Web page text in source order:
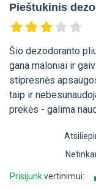
Pieštukinis
Šio dezodoranto
gana maloniai ir
stipresnės
taip ir
prekės - galima
Prisijunkvertinimui: